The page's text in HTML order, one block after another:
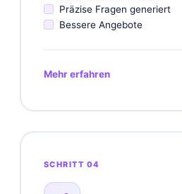
Präzise Fragen generiert
Bessere Angebote
Mehr erfahren
SCHRITT 04